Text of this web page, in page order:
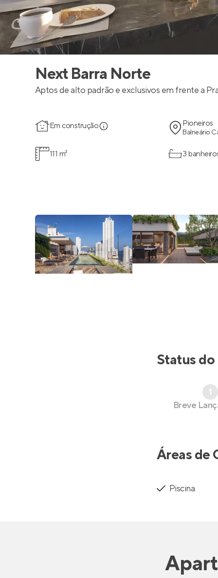
Next Barra Norte
Aptos de alto padrão e exclusivos em frente a
Em construção Pioneiros
Balneário
111 m² 3
Status do
1
Breve
Áreas de
Piscina